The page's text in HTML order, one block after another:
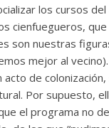
los cursos del
cienfuegueros,
son nuestras
mejor al
acto de colonización,
Por supuesto,
el programa no